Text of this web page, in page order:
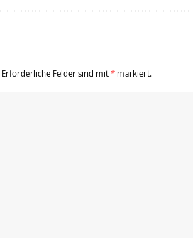
Erforderliche Felder sind mit* markiert.